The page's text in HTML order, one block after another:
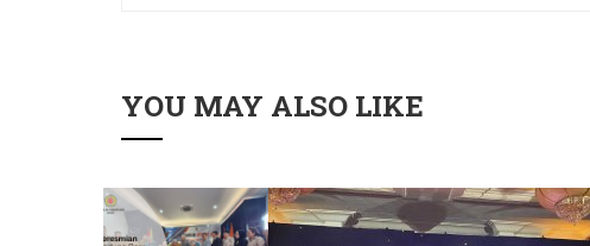
YOU MAY ALSO LIKE